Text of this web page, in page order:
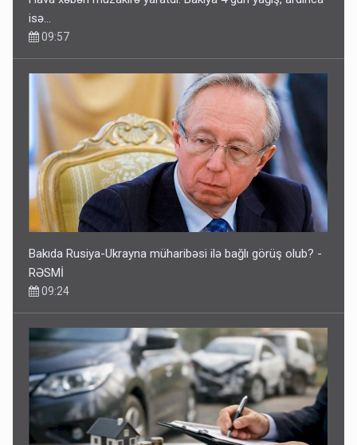
isə…
09:57
Bakıda Rusiya-Ukrayna müharibəsi ilə bağlı görüş olub? -
RƏSMİ
09:24